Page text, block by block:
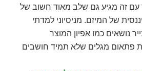
זה מגיע גם שלב מאוד חשוב של
של המיזם. מניסיוני למדתי
נושאים כמו אפיון המוצר
פתאום מגלים שלא תמיד חושבים